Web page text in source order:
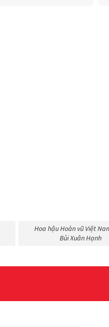
Hoa hậu Hoàn vũ Việt
Bùi Xuân Hạnh